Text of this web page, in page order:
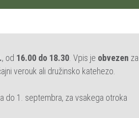
, od 16.00 do 18.30. Vpis je obvezen za
verouk ali družinsko katehezo.
do 1. septembra, za vsakega otroka